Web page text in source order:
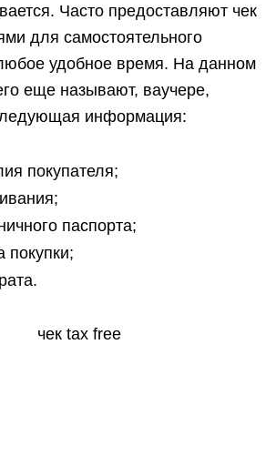
Часто предоставляют чек
для самостоятельного
удобное время. На данном
еще называют, ваучере,
информация:
покупателя;
паспорта;
покупки;